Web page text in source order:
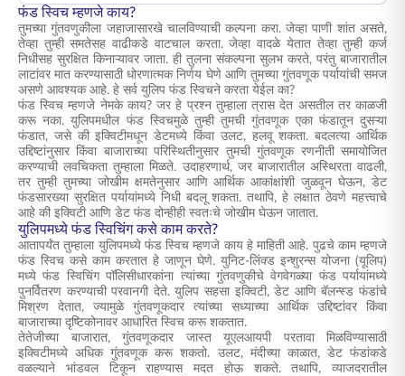
फंड स्विच म्हणजे काय?
तुमच्या गुंतवणुकीला जहाजासारखे चालविण्याची कल्पना करा. जेव्हा पाणी शांत असते,
तेव्हा तुम्ही समतेसह वाढीकडे वाटचाल करता. जेव्हा वादळे येतात तेव्हा तुम्ही कर्ज
निधीसह सुरक्षित किनाऱ्यावर जाता. ही तुलना संकल्पना सुलभ करते, परंतु बाजारातील
लाटांवर मात करण्यासाठी धोरणात्मक निर्णय घेणे आणि तुमच्या गुंतवणूक पर्यायांची समज
असणे आवश्यक आहे. हे सर्व युलिप फंड स्विचने करता येईल का?
फंड स्विच म्हणजे नेमके काय? जर हे प्रश्न तुम्हाला त्रास देत असतील तर काळजी
करू नका. युलिपमधील फंड स्विचमुळे तुम्ही तुमची गुंतवणूक एका फंडातून दुसऱ्या
फंडात, जसे की इक्विटीमधून डेटमध्ये किंवा उलट, हलवू शकता. बदलत्या आर्थिक
उद्दिष्टांनुसार किंवा बाजाराच्या परिस्थितीनुसार तुमची गुंतवणूक रणनीती समायोजित
करण्याची लवचिकता तुम्हाला मिळते. उदाहरणार्थ, जर बाजारातील अस्थिरता वाढली,
तर तुम्ही तुमच्या जोखीम क्षमतेनुसार आणि आर्थिक आकांक्षांशी जुळवून घेऊन, डेट
फंडसारख्या सुरक्षित पर्यायांमध्ये निधी बदलू शकता. तथापि, हे लक्षात ठेवणे महत्त्वाचे
आहे की इक्विटी आणि डेट फंड दोन्हीही स्वतःचे जोखीम घेऊन जातात.
युलिपमध्ये फंड स्विचिंग कसे काम करते?
आतापर्यंत तुम्हाला युलिपमध्ये फंड स्विच म्हणजे काय हे माहिती आहे. पुढचे काम म्हणजे
फंड स्विच कसे काम करतात हे जाणून घेणे. युनिट-लिंक्ड इन्शुरन्स योजना (यूलिप)
मध्ये फंड स्विचिंग पॉलिसीधारकांना त्यांच्या गुंतवणुकीचे वेगवेगळ्या फंड पर्यायांमध्ये
पुनर्वितरण करण्याची परवानगी देते. युलिप सहसा इक्विटी, डेट आणि बॅलन्स्ड फंडांचे
मिश्रण देतात, ज्यामुळे गुंतवणूकदार त्यांच्या सध्याच्या आर्थिक उद्दिष्टांवर किंवा
बाजाराच्या दृष्टिकोनावर आधारित स्विच करू शकतात.
तेतेजीच्या बाजारात, गुंतवणूकदार जास्त यूएलआयपी परतावा मिळविण्यासाठी
इक्विटीमध्ये अधिक गुंतवणूक करू शकतो. उलट, मंदीच्या काळात, डेट फंडांकडे
वळल्याने भांडवल टिकून राहण्यास मदत होऊ शकते. तथापि, व्याजदरातील